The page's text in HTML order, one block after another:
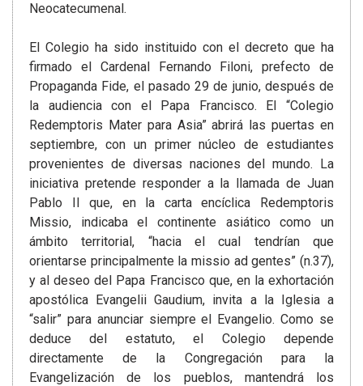
Neocatecumenal.
El Colegio ha sido instituido con el decreto que ha
firmado el Cardenal Fernando Filoni, prefecto de
Propaganda Fide, el pasado 29 de junio, después de
la audiencia con el Papa Francisco. El “Colegio
Redemptoris Mater para Asia” abrirá las puertas en
septiembre, con un primer núcleo de estudiantes
provenientes de diversas naciones del mundo. La
iniciativa pretende responder a la llamada de Juan
Pablo II que, en la carta encíclica Redemptoris
Missio, indicaba el continente asiático como un
ámbito territorial, “hacia el cual tendrían que
orientarse principalmente la missio ad gentes” (n.37),
y al deseo del Papa Francisco que, en la exhortación
apostólica Evangelii Gaudium, invita a la Iglesia a
“salir” para anunciar siempre el Evangelio. Como se
deduce del estatuto, el Colegio depende
directamente de la Congregación para la
Evangelización de los pueblos, mantendrá los